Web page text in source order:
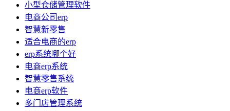
小型仓储管理软件
电商公司erp
智慧新零售
适合电商的erp
erp系统哪个好
电商erp系统
智慧零售系统
电商erp软件
多门店管理系统